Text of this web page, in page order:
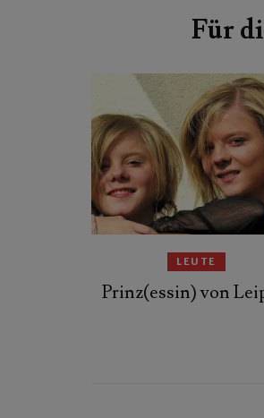
Für
LEUTE
Prinz(essin) von